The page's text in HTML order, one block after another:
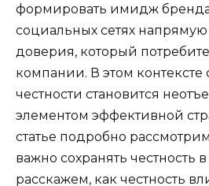
формировать имидж
социальных сетях напрямую
доверия, который
компании. В этом
честности становится
элементом эффективной
статье подробно
важно сохранять честность
расскажем, как честность